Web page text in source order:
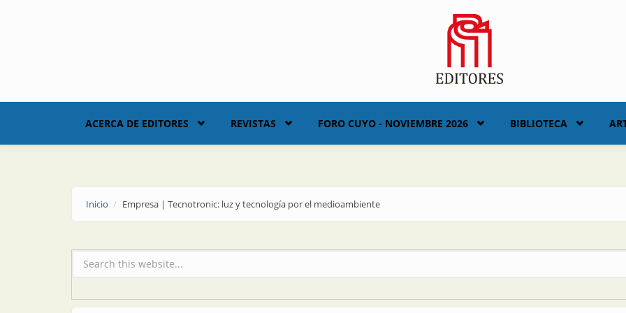
ACERCA DE EDITORES REVISTAS FORO CUYO - NOVIEMBRE 2026 BIBLIOTECA
Inicio Empresa | Tecnotronic: luz y tecnología por el medioambiente
Formulario de búsqueda